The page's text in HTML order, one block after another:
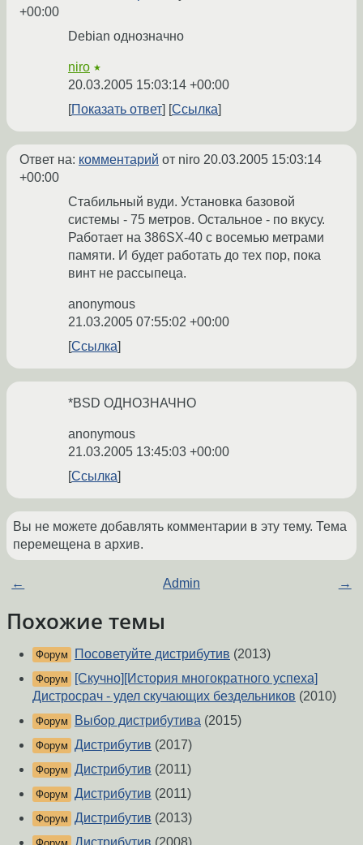
+00:00
Debian однозначно
niro ★
20.03.2005 15:03:14 +00:00
Показать ответ
Ссылка
Ответ на: комментарий от niro 20.03.2005 15:03:14
+00:00
Стабильный вуди. Установка базовой
системы - 75 метров. Остальное - по вкусу.
Работает на 386SX-40 с восемью метрами
памяти. И будет работать до тех пор, пока
винт не рассыпеца.
anonymous
21.03.2005 07:55:02 +00:00
Ссылка
*BSD ОДНОЗНАЧНО
anonymous
21.03.2005 13:45:03 +00:00
Ссылка
Вы не можете добавлять комментарии в эту тему. Тема
перемещена в архив.
← Admin →
Похожие темы
Форум Посоветуйте дистрибутив (2013)
Форум
[Скучно][История многократного успеха]
Дистросрач - удел скучающих бездельников (2010)
Форум Выбор дистрибутива (2015)
Форум Дистрибутив (2017)
Форум Дистрибутив (2011)
Форум Дистрибутив (2011)
Форум Дистрибутив (2013)
Дистрибутив (2008)